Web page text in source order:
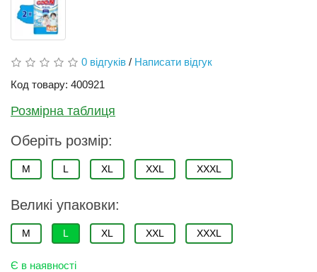
0 відгуків / Написати відгук
Код товару: 400921
Розмірна таблиця
Оберіть розмір:
M L XL XXL XXXL
Великі упаковки:
M L XL XXL XXXL
Є в наявності